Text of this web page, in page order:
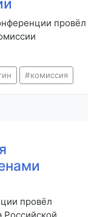
провёл
комиссия
провёл